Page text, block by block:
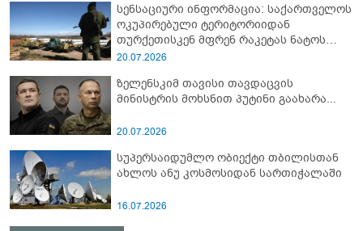
სენსაციური ინფორმაცია: საქართველოს
ოკუპირებული ტერიტორიიდან
თურქეთისკენ მფრენ რაკეტას ნატოს
სამიტი კინაღამ ჩაუშლია
20.07.2026
ზელენსკიმ თავისი თავდაცვის
მინისტრის მოხსნით პუტინი გაახარა...
20.07.2026
სუპერსაიდუმლო ობიექტი თბილისთან
ახლოს ანუ კოსმოსიდან სართიჭალაში
16.07.2026